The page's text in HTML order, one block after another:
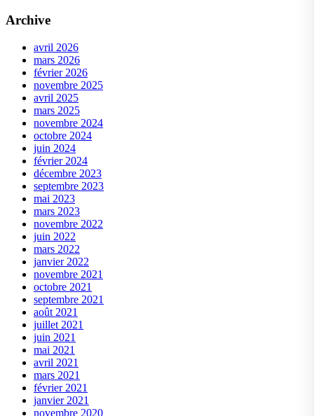
Archive
avril 2026
mars 2026
février 2026
novembre 2025
avril 2025
mars 2025
novembre 2024
octobre 2024
juin 2024
février 2024
décembre 2023
septembre 2023
mai 2023
mars 2023
novembre 2022
juin 2022
mars 2022
janvier 2022
novembre 2021
octobre 2021
septembre 2021
août 2021
juillet 2021
juin 2021
mai 2021
avril 2021
mars 2021
février 2021
janvier 2021
novembre 2020